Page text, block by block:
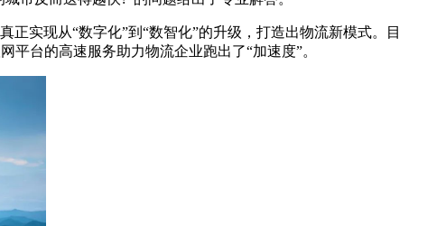
实现从“数字化”到“数智化”的升级，打造出物流新模式。目
台的高速服务助力物流企业跑出了“加速度”。